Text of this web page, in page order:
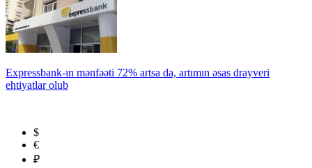
Expressbank-ın mənfəəti 72% artsa da, artımın əsas drayveri
ehtiyatlar olub
$
€
₽